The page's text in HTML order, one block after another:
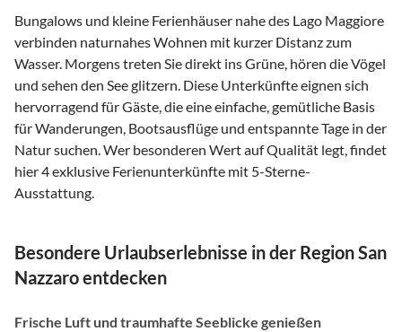
Bungalows und kleine Ferienhäuser nahe des Lago Maggiore
verbinden naturnahes Wohnen mit kurzer Distanz zum
Wasser. Morgens treten Sie direkt ins Grüne, hören die Vögel
und sehen den See glitzern. Diese Unterkünfte eignen sich
hervorragend für Gäste, die eine einfache, gemütliche Basis
für Wanderungen, Bootsausflüge und entspannte Tage in der
Natur suchen. Wer besonderen Wert auf Qualität legt, findet
hier 4 exklusive Ferienunterkünfte mit 5-Sterne-
Ausstattung.
Besondere Urlaubserlebnisse in der Region San
Nazzaro entdecken
Frische Luft und traumhafte Seeblicke genießen